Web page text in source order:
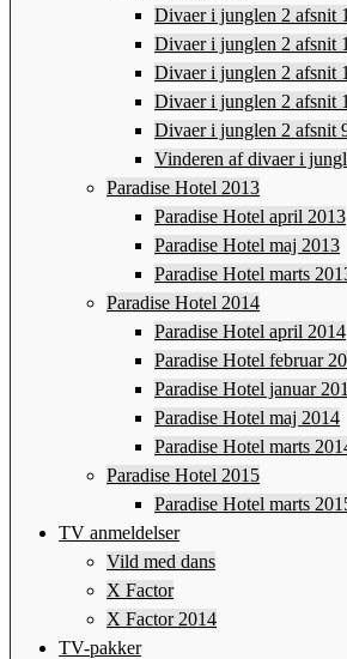
Divaer i junglen 2 afsnit
Divaer i junglen 2 afsnit
Divaer i junglen 2 afsnit
Divaer i junglen 2 afsnit
Divaer i junglen 2 afsnit
Vinderen af divaer i
Paradise Hotel 2013
Paradise Hotel april 2013
Paradise Hotel maj 2013
Paradise Hotel marts
Paradise Hotel 2014
Paradise Hotel april 2014
Paradise Hotel februar
Paradise Hotel januar
Paradise Hotel maj 2014
Paradise Hotel marts
Paradise Hotel 2015
Paradise Hotel marts
TV anmeldelser
Vild med dans
X Factor
X Factor 2014
TV-pakker